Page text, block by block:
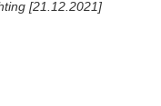
[21.12.2021]